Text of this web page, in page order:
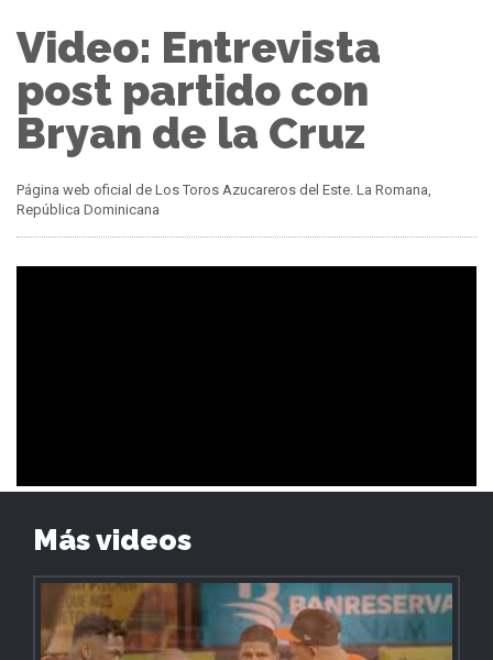
Video: Entrevista
post partido con
Bryan de la Cruz
Página web oficial de Los Toros Azucareros del Este. La Romana,
República Dominicana
Más videos